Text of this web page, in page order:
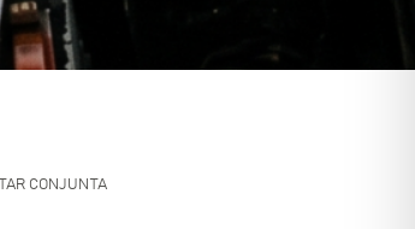
CONJUNTA